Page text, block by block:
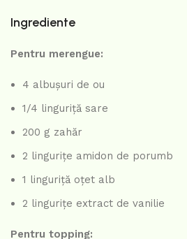
Ingrediente
Pentru merengue:
4 albușuri de ou
1/4 linguriță sare
200 g zahăr
2 lingurițe amidon de porumb
1 linguriță oțet alb
2 lingurițe extract de vanilie
Pentru topping: